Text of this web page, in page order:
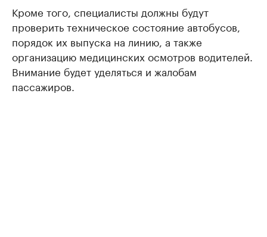
Кроме того, специалисты должны будут
проверить техническое состояние автобусов,
порядок их выпуска на линию, а также
организацию медицинских осмотров водителей.
Внимание будет уделяться и жалобам
пассажиров.